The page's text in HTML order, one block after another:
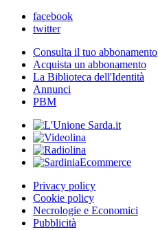
facebook
twitter
Consulta il tuo abbonamento
Acquista un abbonamento
La Biblioteca dell'Identità
Annunci
PBM
Privacy policy
Cookie policy
Necrologie e Economici
Pubblicità